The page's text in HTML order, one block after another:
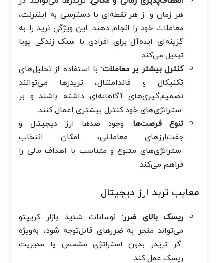
هر زمان و از هر نقطه‌ای با دسترسی به اینترنت،
معاملات خود را انجام دهند. این ویژگی ترید را به
گزینه‌ای ایده‌آل برای افرادی با سبک زندگی پویا
تبدیل می‌کند.
کنترل بیشتر بر معاملات: با استفاده از تحلیل‌های
تکنیکال و فاندامنتال، تریدرها می‌توانند
تصمیم‌گیری‌های آگاهانه‌ای داشته باشند و بر
استراتژی‌های خود کنترل بیشتری اعمال کنند.
تنوع فرصت‌ها: وجود صدها ارز دیجیتال و
جفت‌ارزهای معاملاتی، امکان انتخاب
استراتژی‌های متنوع و متناسب با اهداف مالی را
فراهم می‌کند.
معایب ترید ارز دیجیتال
ریسک بالای ضرر: نوسانات شدید بازار کریپتو
می‌تواند منجر به ضررهای قابل‌توجه شود، به‌ویژه
اگر تریدر بدون استراتژی مشخص یا مدیریت
ریسک عمل کند.